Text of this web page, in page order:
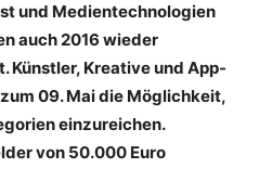
und Medientechnologien
auch 2016 wieder
Künstler, Kreative und App-
09. Mai die Möglichkeit,
einzureichen.
von 50.000 Euro